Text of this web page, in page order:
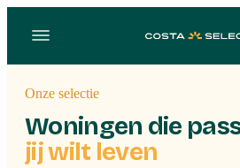
Onze selectie
Woningen die
jij wilt leven